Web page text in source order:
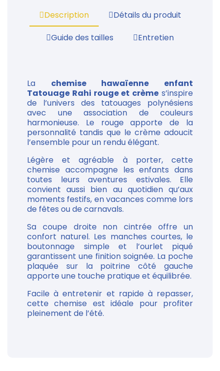
Description
Détails du produit
Guide des tailles
Entretien
La chemise hawaïenne enfant
Tatouage Rahi rouge et crème s’inspire
de l’univers des tatouages polynésiens
avec une association de couleurs
harmonieuse. Le rouge apporte de la
personnalité tandis que le crème adoucit
l’ensemble pour un rendu élégant.
Légère et agréable à porter, cette
chemise accompagne les enfants dans
toutes leurs aventures estivales. Elle
convient aussi bien au quotidien qu’aux
moments festifs, en vacances comme lors
de fêtes ou de carnavals.
Sa coupe droite non cintrée offre un
confort naturel. Les manches courtes, le
boutonnage simple et l’ourlet piqué
garantissent une finition soignée. La poche
plaquée sur la poitrine côté gauche
apporte une touche pratique et équilibrée.
Facile à entretenir et rapide à repasser,
cette chemise est idéale pour profiter
pleinement de l’été.